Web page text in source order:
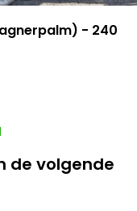
- 240
de volgende